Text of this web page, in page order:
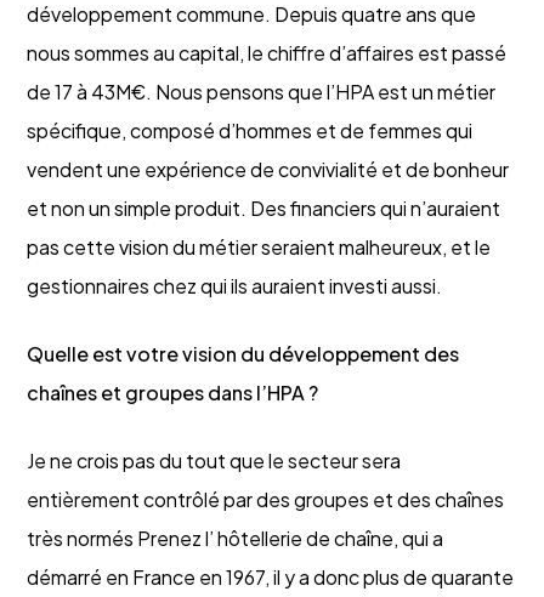
développement commune. Depuis quatre ans que
nous sommes au capital, le chiffre d’affaires est passé
de 17 à 43M€. Nous pensons que l’HPA est un métier
spécifique, composé d’hommes et de femmes qui
vendent une expérience de convivialité et de bonheur
et non un simple produit. Des financiers qui n’auraient
pas cette vision du métier seraient malheureux, et le
gestionnaires chez qui ils auraient investi aussi.
Quelle est votre vision du développement des
chaînes et groupes dans l’HPA ?
Je ne crois pas du tout que le secteur sera
entièrement contrôlé par des groupes et des chaînes
très normés Prenez l’ hôtellerie de chaîne, qui a
démarré en France en 1967, il y a donc plus de quarante